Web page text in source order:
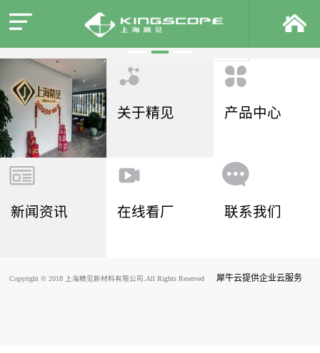
关于精见 产品中心
新闻资讯 在线看厂 联系我们
Copyright © 2018 上海精见新材料有限公司.All Rights Reserved 犀牛云提供企业云服务